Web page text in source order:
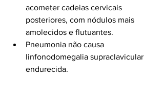
acometer cadeias cervicais
posteriores, com nódulos mais
amolecidos e flutuantes.
Pneumonia não causa
linfonodomegalia supraclavicular
endurecida.